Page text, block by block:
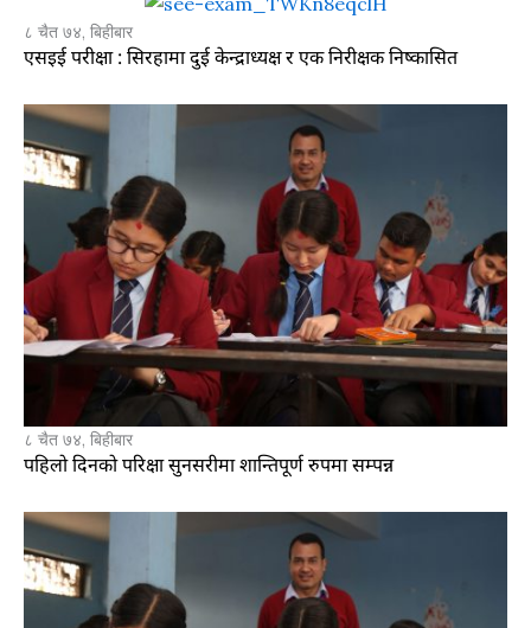
८ चैत ७४, बिहीबार
एसइई परीक्षा : सिरहामा दुई केन्द्राध्यक्ष र एक निरीक्षक निष्कासित
८ चैत ७४, बिहीबार
पहिलो दिनको परिक्षा सुनसरीमा शान्तिपूर्ण रुपमा सम्पन्न